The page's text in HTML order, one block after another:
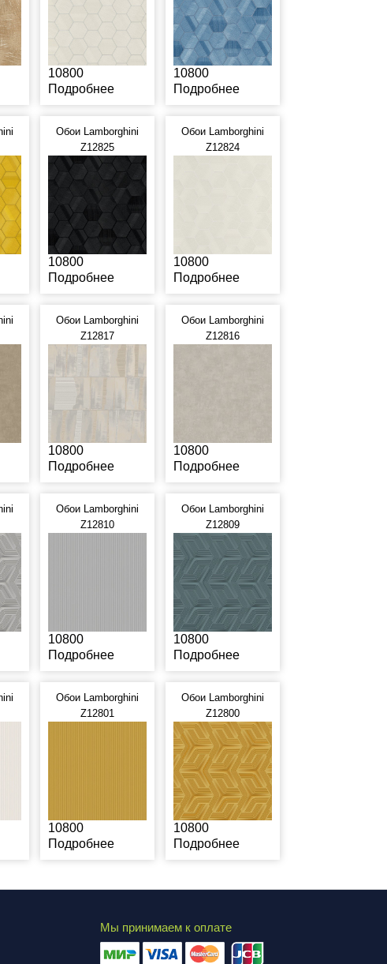
10800
Подробнее
10800
Подробнее
Обои Lamborghini
Z12825
10800
Подробнее
Обои Lamborghini
Z12824
10800
Подробнее
Обои Lamborghini
Z12817
10800
Подробнее
Обои Lamborghini
Z12816
10800
Подробнее
Обои Lamborghini
Z12810
10800
Подробнее
Обои Lamborghini
Z12809
10800
Подробнее
Обои Lamborghini
Z12801
10800
Подробнее
Обои Lamborghini
Z12800
10800
Подробнее
Мы принимаем к оплате